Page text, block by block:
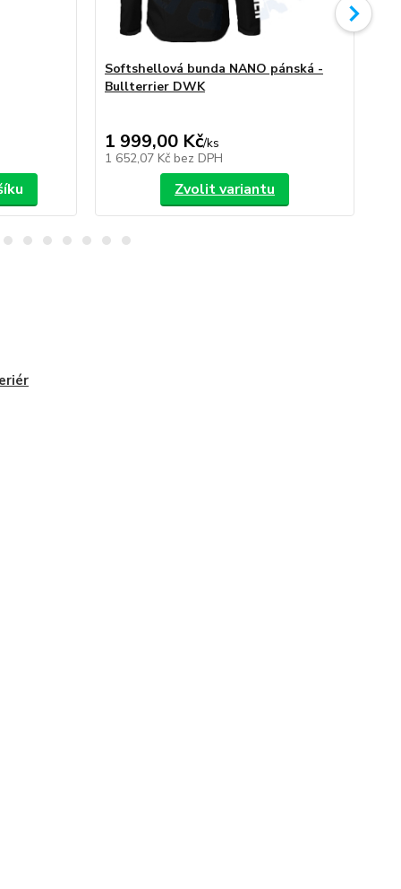
Softshellová bunda NANO pánská -
Bullterrier DWK
1 999,00 Kč/ks
1 652,07 Kč bez DPH
Zvolit variantu